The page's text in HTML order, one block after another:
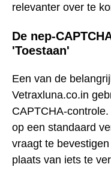
relevanter over te
De nep-
'Toestaan'
Een van de
Vetraxluna.co.in
CAPTCHA-
op een standaard
vraagt te
plaats van iets te